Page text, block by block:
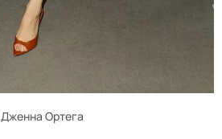
Дженна Ортега